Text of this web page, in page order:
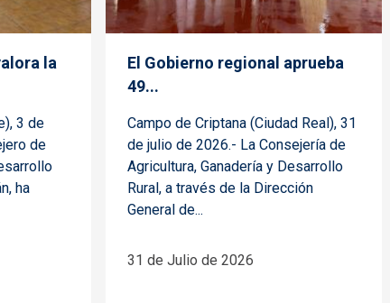
la
3 de
de
ha
El Gobierno regional aprueba
49...
Campo de Criptana (Ciudad Real), 31
de julio de 2026.- La Consejería de
Agricultura, Ganadería y Desarrollo
Rural, a través de la Dirección
General de...
31 de Julio de 2026